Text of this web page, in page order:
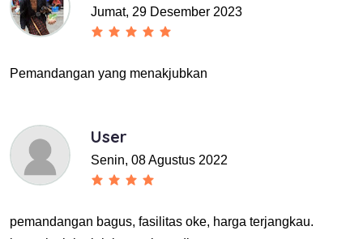
Jumat, 29 Desember 2023
Pemandangan yang menakjubkan
User
Senin, 08 Agustus 2022
pemandangan bagus, fasilitas oke, harga terjangkau.